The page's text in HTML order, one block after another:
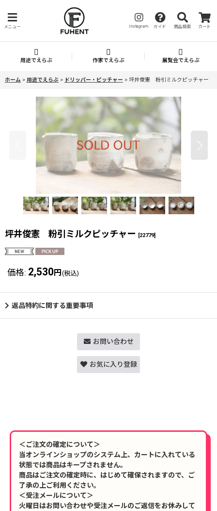
メニュー instagram ガイド 商品検索 カート
用途でえらぶ 作家でえらぶ 展覧会でえらぶ
ホーム > 用途でえらぶ > ドリッパー・ピッチャー > 坪井俊憲 粉引ミルクピッチャー
坪井俊憲 粉引ミルクピッチャー [22779]
価格: 2,530 円 (税込)
返品特約に関する重要事項
お問い合わせ
お気に入り登録
＜ご注文の確定について＞
当オンラインショップのシステム上、カートに入れている
状態では商品はキープされません。
商品はご注文の確定時に、はじめて確保されますので、ご
了承の上ご利用ください。
＜受注メールについて＞
火曜日はお問い合わせや受注メールのご返信をお休みして